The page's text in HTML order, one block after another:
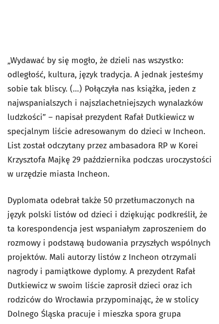
„Wydawać by się mogło, że dzieli nas wszystko:
odległość, kultura, język tradycja. A jednak jesteśmy
sobie tak bliscy. (…) Połączyła nas książka, jeden z
najwspanialszych i najszlachetniejszych wynalazków
ludzkości” – napisał prezydent Rafał Dutkiewicz w
specjalnym liście adresowanym do dzieci w Incheon.
List został odczytany przez ambasadora RP w Korei
Krzysztofa Majkę 29 października podczas uroczystości
w urzędzie miasta Incheon.
Dyplomata odebrał także 50 przetłumaczonych na
język polski listów od dzieci i dziękując podkreślił, że
ta korespondencja jest wspaniałym zaproszeniem do
rozmowy i podstawą budowania przyszłych wspólnych
projektów. Mali autorzy listów z Incheon otrzymali
nagrody i pamiątkowe dyplomy. A prezydent Rafał
Dutkiewicz w swoim liście zaprosił dzieci oraz ich
rodziców do Wrocławia przypominając, że w stolicy
Dolnego Śląska pracuje i mieszka spora grupa